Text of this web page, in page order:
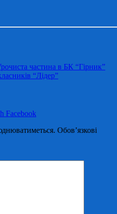
частина в БК “Гірник”
“Лідер”
Facebook
Обов’язкові